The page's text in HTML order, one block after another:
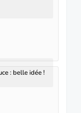
: belle idée !